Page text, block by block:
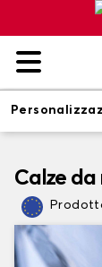
Calze da